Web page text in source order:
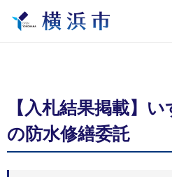
【入札結果掲載】
の防水修繕委託